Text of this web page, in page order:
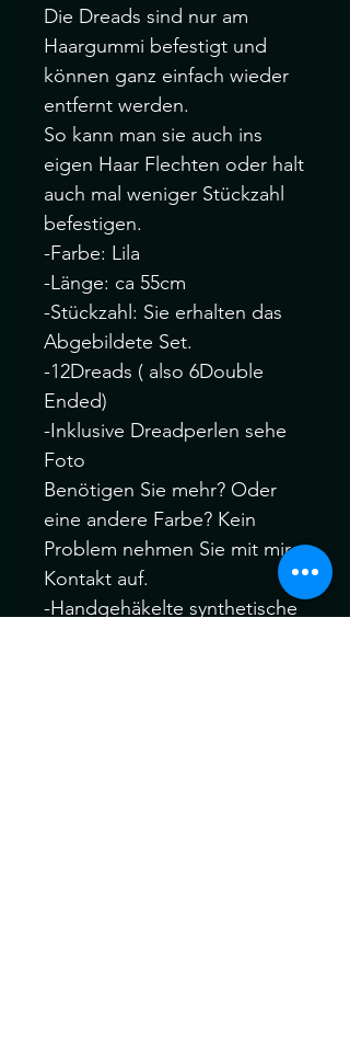
Die Dreads sind nur am
Haargummi befestigt und
können ganz einfach wieder
entfernt werden.
So kann man sie auch ins
eigen Haar Flechten oder halt
auch mal weniger Stückzahl
befestigen.
-Farbe: Lila
-Länge: ca 55cm
-Stückzahl: Sie erhalten das
Abgebildete Set.
-12Dreads ( also 6Double
Ended)
-Inklusive Dreadperlen sehe
Foto
Benötigen Sie mehr? Oder
eine andere Farbe? Kein
Problem nehmen Sie mit mir
Kontakt auf.
-Handgehäkelte synthetische